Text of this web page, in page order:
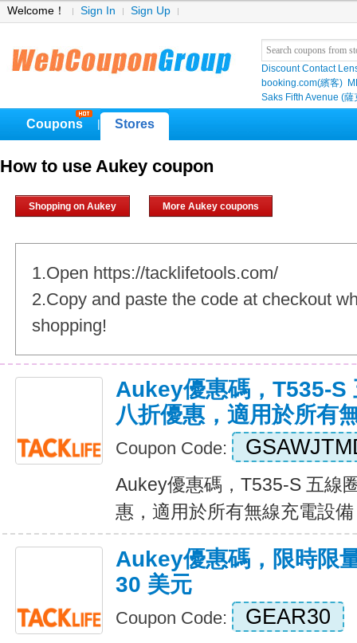
Welcome！ Sign In Sign Up
Discount Contact
booking.com(繽客)
Saks Fifth Avenue (薩
Coupons Stores
How to use Aukey coupon
Shopping on Aukey More Aukey coupons
1.Open https://tacklifetools.com/
2.Copy and paste the code at checkout
shopping!
Aukey優惠碼，T535-S
八折優惠，適用於所有
Coupon Code:
Aukey優惠碼，T535-S 五線
惠，適用於所有無線充電設
Aukey優惠碼，限時限
30 美元
Coupon Code: GEAR30